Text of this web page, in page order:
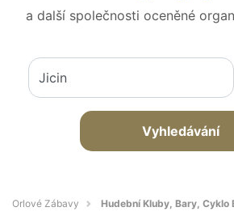
a další společnosti oceněné
Vyhledávání
Orlové Zábavy Hudební Kluby, Bary, Cyklo